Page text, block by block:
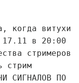
когда витухи
в 20:00
стримеров
стрим
СИГНАЛОВ ПО